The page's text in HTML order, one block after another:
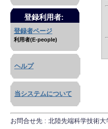
登録利用者:
登録者ページ
利用者(E-people)
ヘルプ
当システムについて
お問合せ先 : 北陸先端科学技術